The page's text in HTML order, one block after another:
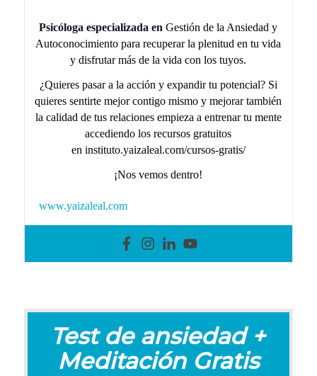
Psicóloga especializada enGestión de la Ansiedad y
Autoconocimiento para recuperar la plenitud en tu vida
y disfrutar más de la vida con los tuyos.
¿Quieres pasar a la acción y expandir tu potencial? Si
quieres sentirte mejor contigo mismo y mejorar también
la calidad de tus relaciones empieza a entrenar tu mente
accediendo los recursos gratuitos
en instituto.yaizaleal.com/cursos-gratis/
¡Nos vemos dentro!
www.yaizaleal.com
Test de ansiedad +
Meditación Gratis